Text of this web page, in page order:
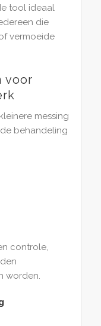
tool ideaal
die
vermoeide
voor
messing
behandeling
controle,
worden.